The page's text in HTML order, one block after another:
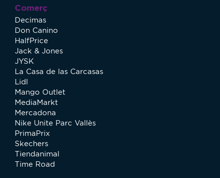
Comerç
Decimas
Don Canino
HalfPrice
Jack & Jones
JYSK
La Casa de las Carcasas
Lidl
Mango Outlet
MediaMarkt
Mercadona
Nike Unite Parc Vallès
PrimaPrix
Skechers
Tiendanimal
Time Road